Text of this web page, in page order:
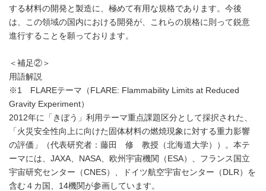
する材料の開発と製造に、極めて有用な規格であります。今後
は、この領域の国内における開発が、これらの規格に則って鋭意
進行することを願っております。
＜補足②＞
用語解説
※1 FLAREテーマ（FLARE: Flammability Limits at Reduced
Gravity Experiment）
2012年に「きぼう」利用テーマ重点課題区分として採択された、
「火災安全性向上に向けた固体材料の燃焼現象に対する重力影響
の評価」（代表研究者：藤田 修 教授（北海道大学））。本テ
ーマには、JAXA、NASA、欧州宇宙機関（ESA）、フランス国立
宇宙研究センター（CNES）、ドイツ航空宇宙センター（DLR）を
含む４カ国、14機関が参画しています。